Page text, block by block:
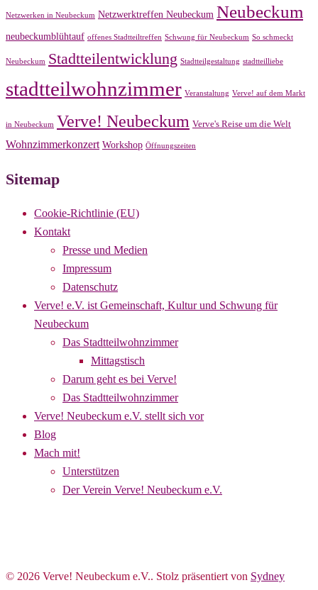
Netzwerken in Neubeckum Netzwerktreffen Neubeckum Neubeckum
neubeckumblühtauf offenes Stadtteiltreffen Schwung für Neubeckum So schmeckt
Neubeckum Stadtteilentwicklung Stadtteilgestaltung stadtteilliebe
stadtteilwohnzimmer Veranstaltung Verve! auf dem Markt
in Neubeckum Verve! Neubeckum Verve's Reise um die Welt
Wohnzimmerkonzert Workshop Öffnungszeiten
Sitemap
Cookie-Richtlinie (EU)
Kontakt
Presse und Medien
Impressum
Datenschutz
Verve! e.V. ist Gemeinschaft, Kultur und Schwung für
Neubeckum
Das Stadtteilwohnzimmer
Mittagstisch
Darum geht es bei Verve!
Das Stadtteilwohnzimmer
Verve! Neubeckum e.V. stellt sich vor
Blog
Mach mit!
Unterstützen
Der Verein Verve! Neubeckum e.V.
© 2026 Verve! Neubeckum e.V.. Stolz präsentiert von Sydney